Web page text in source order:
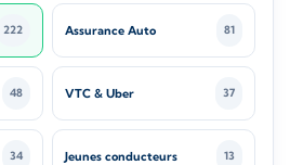
222 Assurance Auto 81
48 VTC & Uber 37
34 Jeunes conducteurs 13